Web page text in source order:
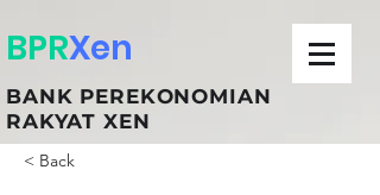
BANK PEREKONOMIAN
RAKYAT XEN
BPRXen
< Back